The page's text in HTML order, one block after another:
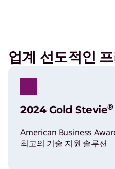
업계 선도적인
2024 Gold Stevie®
American Business
최고의 기술 지원 솔루션